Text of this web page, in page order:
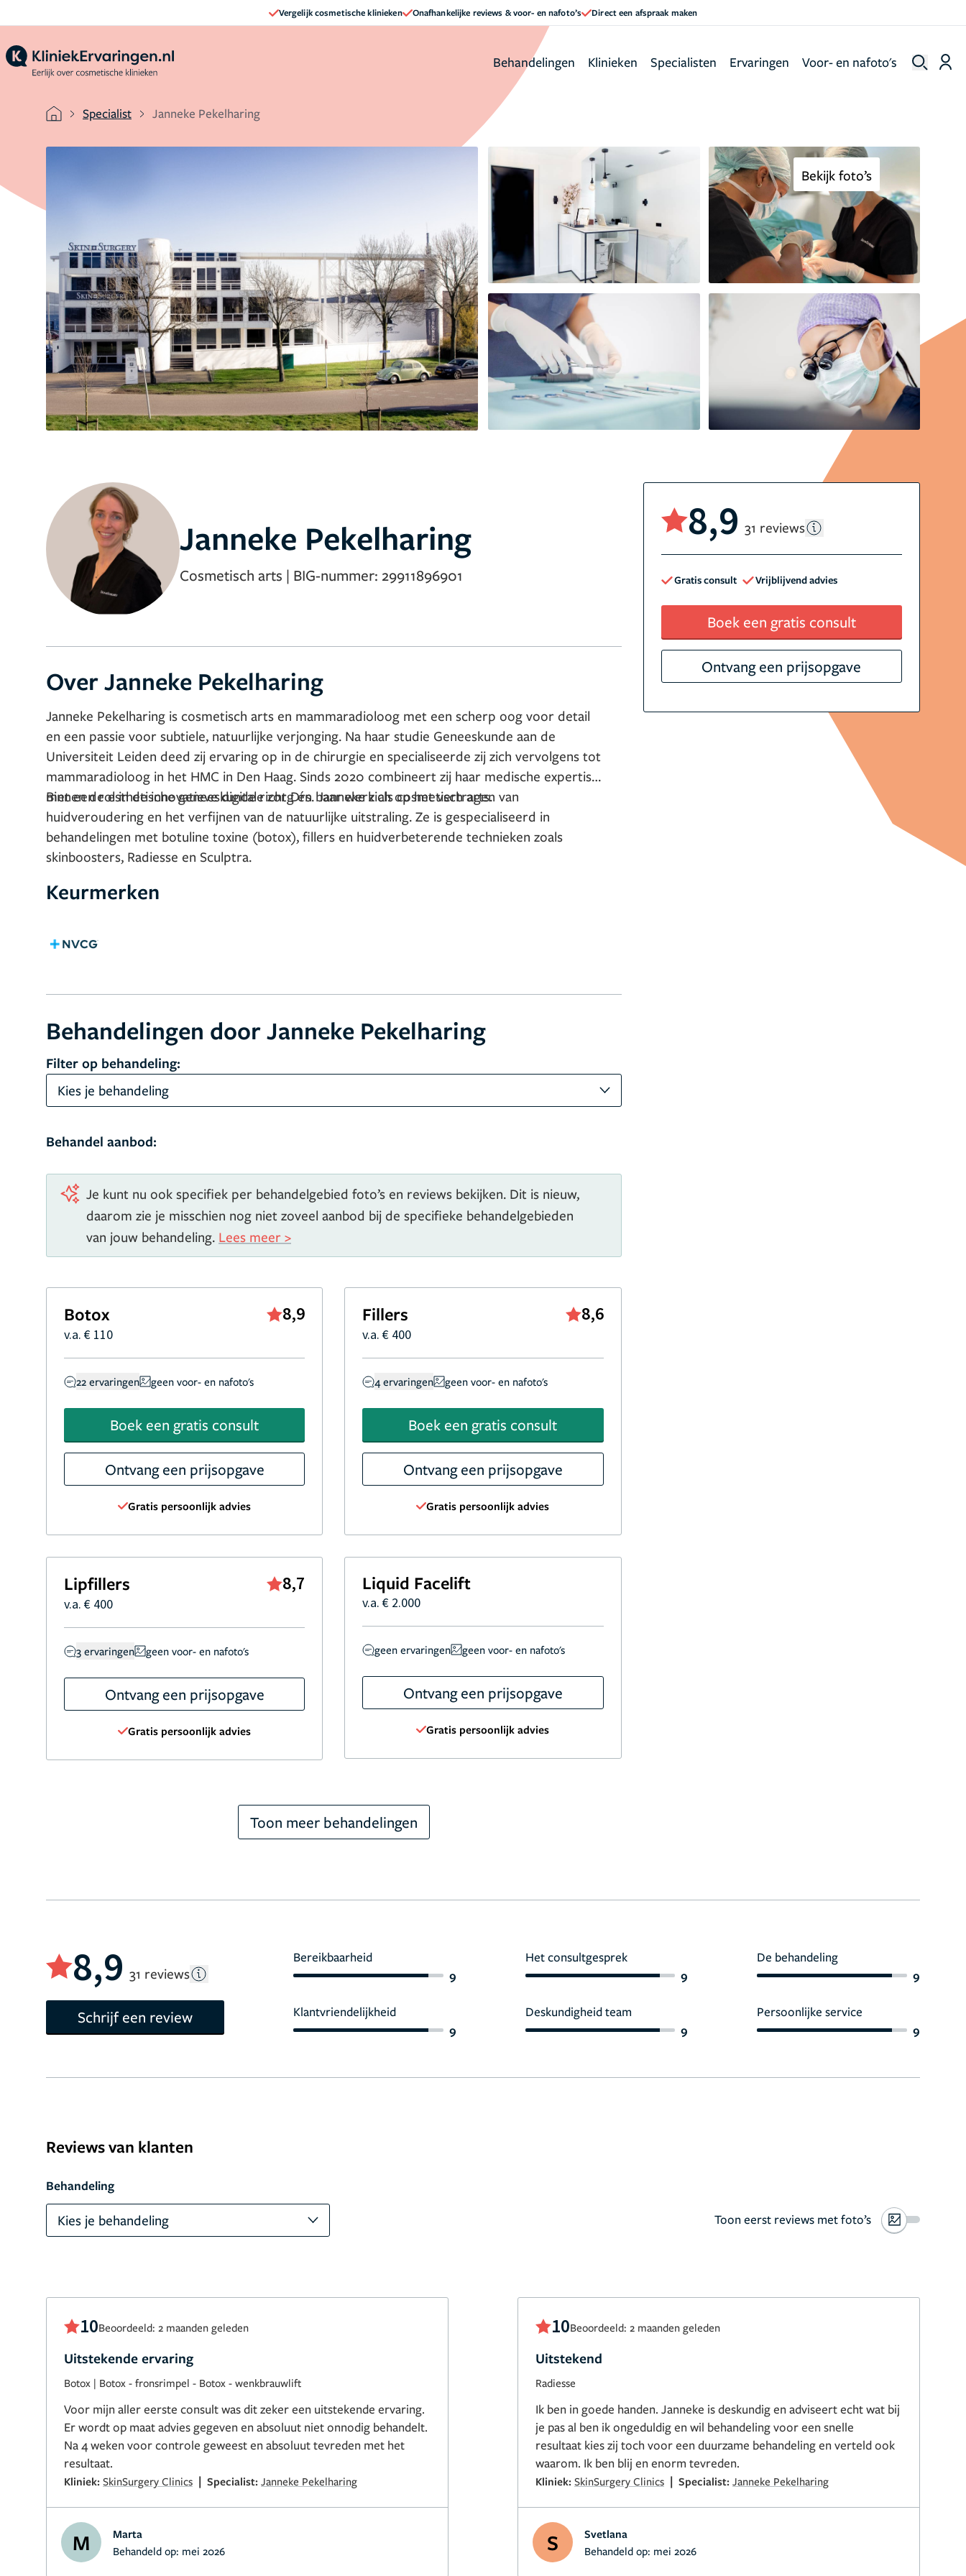
Vergelijk cosmetische klinieken Onafhankelijke reviews & voor- en nafoto’s Direct een afspraak maken
Behandelingen Klinieken Specialisten Ervaringen Voor- en nafoto's
Specialist Janneke Pekelharing
Bekijk foto’s
Janneke Pekelharing
Cosmetisch arts | BIG-nummer: 29911896901
8,9 31 reviews
Gratis consult Vrijblijvend advies
Boek een gratis consult
Ontvang een prijsopgave
Over Janneke Pekelharing
Janneke Pekelharing is cosmetisch arts en mammaradioloog met een scherp oog voor detail
en een passie voor subtiele, natuurlijke verjonging. Na haar studie Geneeskunde aan de
Universiteit Leiden deed zij ervaring op in de chirurgie en specialiseerde zij zich vervolgens tot
mammaradioloog in het HMC in Den Haag. Sinds 2020 combineert zij haar medische expertise
met een rol in de innovatieve digitale zorg én haar werk als cosmetisch arts.
Binnen de esthetische geneeskunde richt Drs. Janneke zich op het vertragen van
huidveroudering en het verfijnen van de natuurlijke uitstraling. Ze is gespecialiseerd in
behandelingen met botuline toxine (botox), fillers en huidverbeterende technieken zoals
skinboosters, Radiesse en Sculptra.
Keurmerken
Behandelingen door Janneke Pekelharing
Filter op behandeling:
Kies je behandeling
Behandel aanbod:
Je kunt nu ook specifiek per behandelgebied foto’s en reviews bekijken. Dit is nieuw,
daarom zie je misschien nog niet zoveel aanbod bij de specifieke behandelgebieden
van jouw behandeling. Lees meer >
Botox 8,9
v.a. € 110
22 ervaringen geen voor- en nafoto's
Boek een gratis consult
Ontvang een prijsopgave
Gratis persoonlijk advies
Fillers 8,6
v.a. € 400
4 ervaringen geen voor- en nafoto's
Boek een gratis consult
Ontvang een prijsopgave
Gratis persoonlijk advies
Lipfillers 8,7
v.a. € 400
3 ervaringen geen voor- en nafoto's
Ontvang een prijsopgave
Gratis persoonlijk advies
Liquid Facelift
v.a. € 2.000
geen ervaringen geen voor- en nafoto's
Ontvang een prijsopgave
Gratis persoonlijk advies
Toon meer behandelingen
8,9 31 reviews
Schrijf een review
Bereikbaarheid
9
Klantvriendelijkheid
9
Het consultgesprek
9
Deskundigheid team
9
De behandeling
9
Persoonlijke service
9
Reviews van klanten
Behandeling
Kies je behandeling Toon eerst reviews met foto’s
10Beoordeeld: 2 maanden geleden
Uitstekende ervaring
Botox | Botox - fronsrimpel - Botox - wenkbrauwlift
Voor mijn aller eerste consult was dit zeker een uitstekende ervaring.
Er wordt op maat advies gegeven en absoluut niet onnodig behandelt.
Na 4 weken voor controle geweest en absoluut tevreden met het
resultaat.
Kliniek: SkinSurgery Clinics | Specialist: Janneke Pekelharing
M
Marta
Behandeld op: mei 2026
10Beoordeeld: 2 maanden geleden
Uitstekend
Radiesse
Ik ben in goede handen. Janneke is deskundig en adviseert echt wat bij
je pas al ben ik ongeduldig en wil behandeling voor een snelle
resultaat kies zij toch voor een duurzame behandeling en verteld ook
waarom. Ik ben blij en enorm tevreden.
Kliniek: SkinSurgery Clinics | Specialist: Janneke Pekelharing
S
Svetlana
Behandeld op: mei 2026